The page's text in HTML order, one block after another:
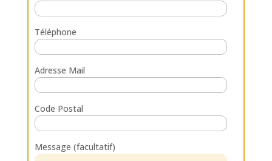
Téléphone
Adresse Mail
Code Postal
Message (facultatif)